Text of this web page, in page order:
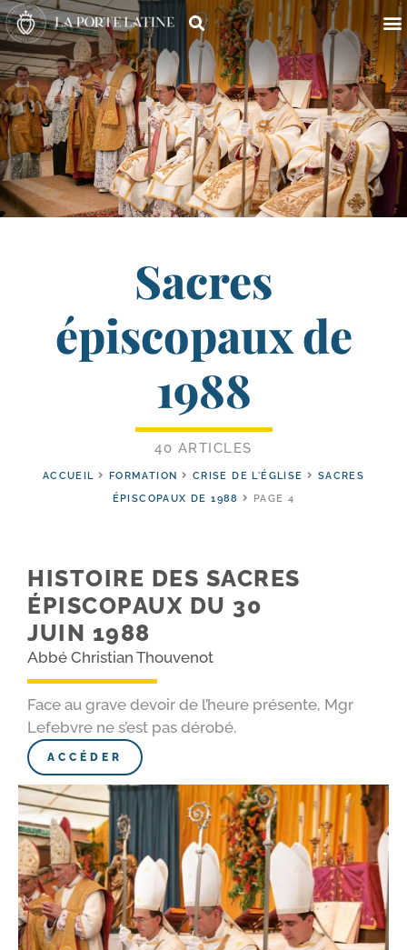
Sacres
épiscopaux de
1988
40 ARTICLES
ACCUEIL FORMATION CRISE DE L'ÉGLISE
SACRES
ÉPISCOPAUX DE 1988
PAGE 4
HISTOIRE DES SACRES
ÉPISCOPAUX DU 30
JUIN 1988
Abbé Christian Thouvenot
Face au grave devoir de l’heure présente, Mgr
Lefebvre ne s’est pas dérobé.
ACCÉDER